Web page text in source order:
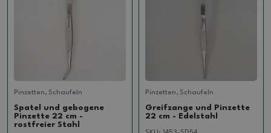
Pinzetten, Schaufeln
Spatel und gebogene
Pinzette 22 cm -
rostfreier Stahl
Pinzetten, Schaufeln
Greifzange und Pinzette
22 cm - Edelstahl